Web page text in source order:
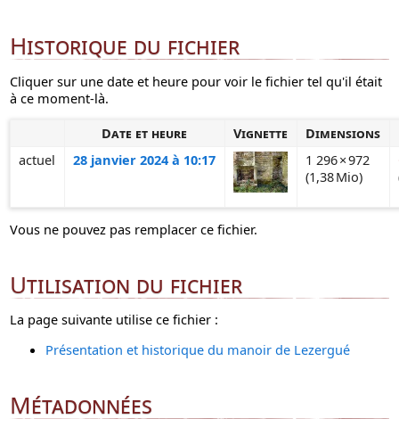
Historique du fichier
Cliquer sur une date et heure pour voir le fichier tel qu'il était
à ce moment-là.
Date et heure
Vignette
Dimensions
actuel
28 janvier 2024 à 10:17
1 296 × 972
(1,38 Mio)
Vous ne pouvez pas remplacer ce fichier.
Utilisation du fichier
La page suivante utilise ce fichier :
Présentation et historique du manoir de Lezergué
Métadonnées